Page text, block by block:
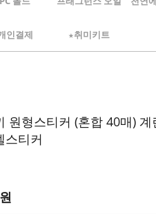
인결제 ★취미키트
원형스티커 (혼합 40매) 계
스티커
원